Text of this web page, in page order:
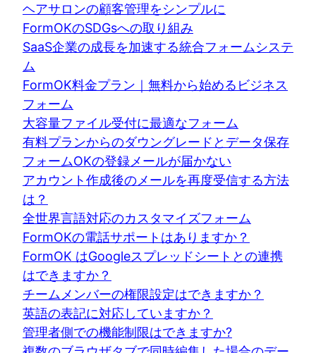
ヘアサロンの顧客管理をシンプルに
FormOKのSDGsへの取り組み
SaaS企業の成長を加速する統合フォームシステ
ム
FormOK料金プラン｜無料から始めるビジネス
フォーム
大容量ファイル受付に最適なフォーム
有料プランからのダウングレードとデータ保存
フォームOKの登録メールが届かない
アカウント作成後のメールを再度受信する方法
は？
全世界言語対応のカスタマイズフォーム
FormOKの電話サポートはありますか？
FormOK はGoogleスプレッドシートとの連携
はできますか？
チームメンバーの権限設定はできますか？
英語の表記に対応していますか？
管理者側での機能制限はできますか?